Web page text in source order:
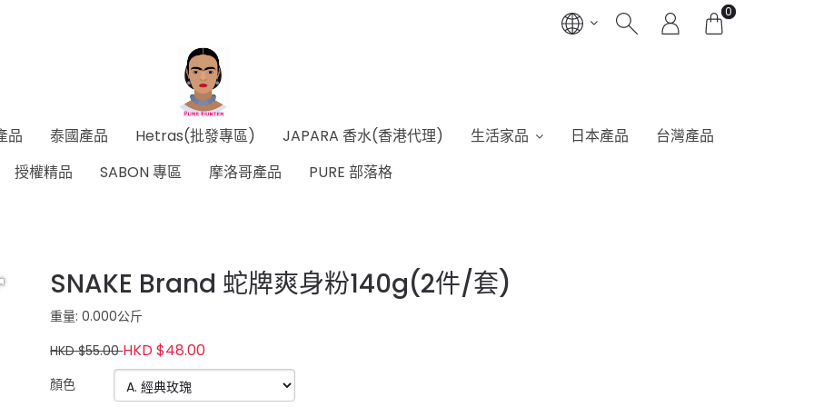
0
品 泰國產品 Hetras(批發專區) JAPARA 香水(香港代理) 生活家品 日本產品
台灣產品
授權精品
SABON 專區 摩洛哥產品 PURE 部落格
SNAKE Brand 蛇牌爽身粉140g(2件/套)
重量: 0.000公斤
HKD $55.00HKD $48.00
顏色